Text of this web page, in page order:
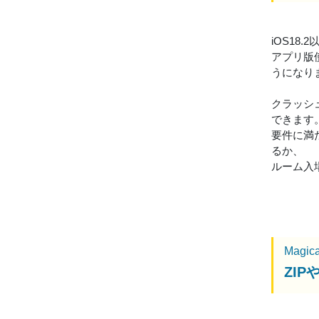
iOS18.2
アプリ版
うになり
クラッシ
できます。
要件に満
るか、
ルーム入
ZIP